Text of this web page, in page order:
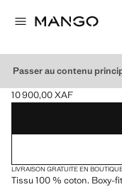
Passer au contenu
T-SHIRT BOXY-FIT
Prix actuel [10 900,00
10 900,00 XAF
Choisissez une couleur
LIVRAISON GRATUITE EN
Tissu 100 % coton. Boxy-